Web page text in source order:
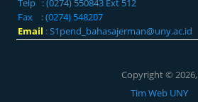
Fax : (0274) 548207
Email :S1pend_bahasajerman@uny.ac.id
Copyright © 2026,
Tim Web UNY